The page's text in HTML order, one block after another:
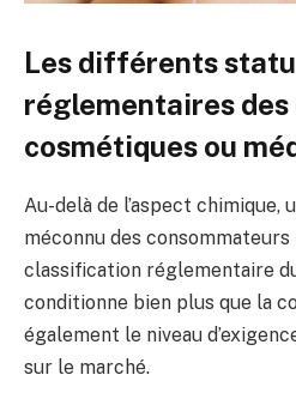
Les différents
réglementaires
cosmétiques ou
Au-delà de l’aspect chimique,
méconnu des consommateurs
classification réglementaire
conditionne bien plus que la
également le niveau
sur le marché.